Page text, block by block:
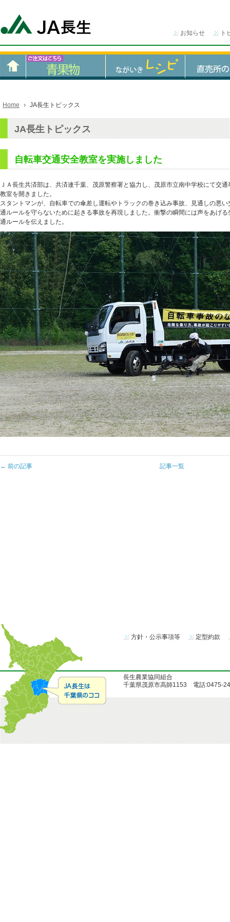
お知らせ ト
Home JA長生トピックス
JA長生トピックス
自転車交通安全教室を実施しました
ＪＡ長生共済部は、共済連千葉、茂原警察署と協力し、茂原市立南中学校にて交
教室を開きました。
スタントマンが、自転車での傘差し運転やトラックの巻き込み事故、見通しの悪
通ルールを守らないために起きる事故を再現しました。衝撃の瞬間には声をあげ
通ルールを伝えました。
← 前の記事 記事一覧
方針・公示事項等 定型約款
長生農業協同組合
千葉県茂原市高師1153 電話:0475-